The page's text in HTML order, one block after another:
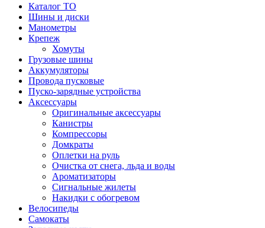
Каталог ТО
Шины и диски
Манометры
Крепеж
Хомуты
Грузовые шины
Аккумуляторы
Провода пусковые
Пуско-зарядные устройства
Аксессуары
Оригинальные аксессуары
Канистры
Компрессоры
Домкраты
Оплетки на руль
Очистка от снега, льда и воды
Ароматизаторы
Сигнальные жилеты
Накидки с обогревом
Велосипеды
Самокаты